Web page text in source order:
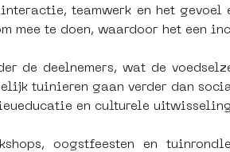
teamwerk en het gevoel
mee te doen, waardoor het een
de deelnemers, wat de
tuinieren gaan verder dan
en culturele
oogstfeesten en